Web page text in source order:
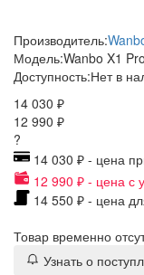
Производитель:
Модель:Wanbo X1 Pro
Доступность:Нет в
14 030 ₽
12 990 ₽
?
14 030 ₽ - цена
12 990 ₽ - цена с
14 550 ₽ - цена
Товар временно
Узнать о